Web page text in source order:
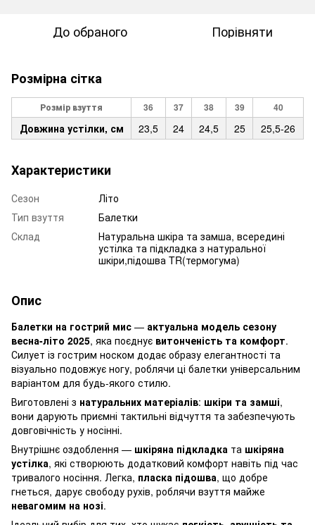
До обраного Порівняти
Розмірна сітка
Розмір взуття 36 37 38 39 40
Довжина устілки, см 23,5 24 24,5 25 25,5-26
Характеристики
Сезон
Літо
Тип взуття
Балетки
Склад
Натуральна шкіра та замша, всередині
устілка та підкладка з натуральної
шкіри,підошва TR(термогума)
Опис
Балетки на гострий мис — актуальна модель сезону
весна-літо 2025, яка поєднує витонченість та комфорт.
Силует із гострим носком додає образу елегантності та
візуально подовжує ногу, роблячи ці балетки універсальним
варіантом для будь-якого стилю.
Виготовлені з натуральних матеріалів: шкіри та замші,
вони дарують приємні тактильні відчуття та забезпечують
довговічність у носінні.
Внутрішнє оздоблення — шкіряна підкладка та шкіряна
устілка, які створюють додатковий комфорт навіть під час
тривалого носіння. Легка, пласка підошва, що добре
гнеться, дарує свободу рухів, роблячи взуття майже
невагомим на нозі.